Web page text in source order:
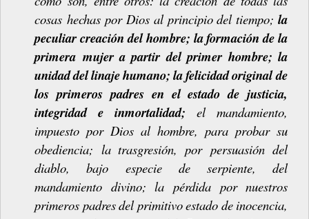
cosas hechas por Dios al principio del tiempo; la
peculiarcreación delhombre; laformación dela
primera mujer a partir del primer hombre; la
unidaddellinajehumano;lafelicidadoriginal de
los primeros padres en el estado de justicia,
integridad
e inmortalidad; el
mandamiento,
impuesto por Dios al hombre, para probar su
obediencia; la trasgresión, por persuasión del
diablo,
bajo especie de serpiente,
del
mandamiento divino; la pérdida por nuestros
primeros padresdelprimitivoestado de inocencia,